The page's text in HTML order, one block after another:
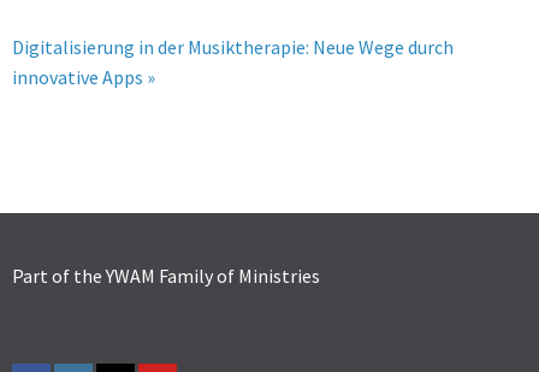
Digitalisierung in der Musiktherapie: Neue Wege durch
innovative Apps »
Part of the YWAM Family of Ministries